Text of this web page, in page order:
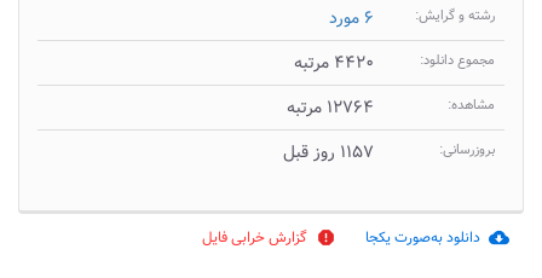
رشته و گرایش: ۶ مورد
مجموع دانلود: ۴۴۲۰ مرتبه
مشاهده: ۱۲۷۶۴ مرتبه
بروزرسانی: ۱۱۵۷ روز قبل
cloud_download دانلود به‌صورت یکجا report گزارش خرابی فایل